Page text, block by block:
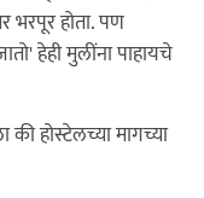
भरपूर होता. पण
हेही मुलींना पाहायचे
होस्टेलच्या मागच्या